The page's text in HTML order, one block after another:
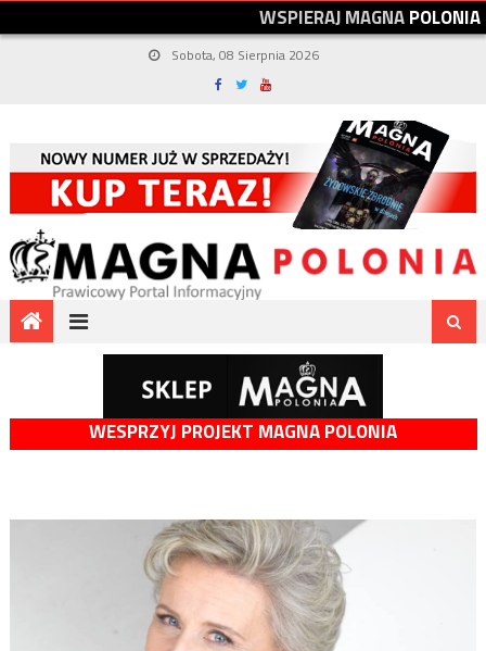
WSPIERAJMAGNAPOLONIA
Sobota, 08 Sierpnia 2026
WESPRZYJ PROJEKT MAGNA POLONIA